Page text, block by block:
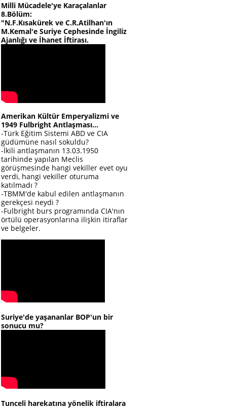
Milli Mücadele'ye Karaçalanlar
8.Bölüm:
"N.F.Kısakürek ve C.R.Atilhan'ın
M.Kemal'e Suriye Cephesinde İngiliz
Ajanlığı ve İhanet İftirası.
Amerikan Kültür Emperyalizmi ve
1949 Fulbright Antlaşması...
-Türk Eğitim Sistemi ABD ve CIA
güdümüne nasıl sokuldu?
-İkili antlaşmanın 13.03.1950
tarihinde yapılan Meclis
görüşmesinde hangi vekiller evet oyu
verdi, hangi vekiller oturuma
katılmadı ?
-TBMM'de kabul edilen antlaşmanın
gerekçesi neydi ?
-Fulbright burs programında CIA'nın
örtülü operasyonlarına ilişkin itiraflar
ve belgeler.
Suriye'de yaşananlar BOP'un bir
sonucu mu?
Tunceli harekatına yönelik iftiralara